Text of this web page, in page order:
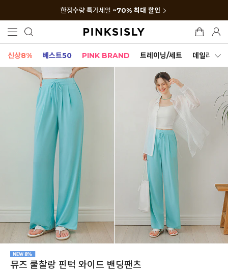
한정수량 특가세일 ~70% 최대 할인
신상8% 베스트50 PINK BRAND 트레이닝/세트 데일리세트
뮤즈 쿨찰랑 핀턱 와이드 밴딩팬츠